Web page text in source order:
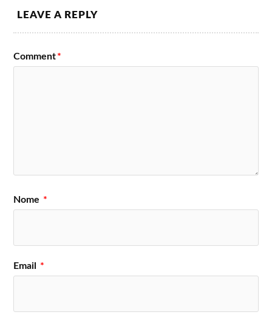
LEAVE A REPLY
Comment*
Nome *
Email *